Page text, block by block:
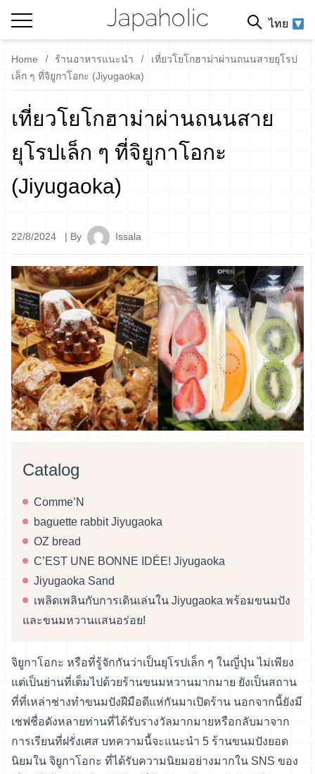
ไทย
Home ร้านอาหารแนะนำ
เที่ยวโยโกฮาม่าผ่านถนนสายยุโรป
เล็ก ๆ ที่จิยูกาโอกะ (Jiyugaoka)
เที่ยวโยโกฮาม่าผ่านถนนสาย
ยุโรปเล็ก ๆ ที่จิยูกาโอกะ
(Jiyugaoka)
22/8/2024 | By Issala
Catalog
Comme’N
baguette rabbit Jiyugaoka
OZ bread
C’EST UNE BONNE IDÉE! Jiyugaoka
Jiyugaoka Sand
เพลิดเพลินกับการเดินเล่นใน Jiyugaoka พร้อมขนมปัง
และขนมหวานแสนอร่อย!
จิยูกาโอกะ หรือที่รู้จักกันว่าเป็นยุโรปเล็ก ๆ ในญี่ปุ่น ไม่เพียง
แต่เป็นย่านที่เต็มไปด้วยร้านขนมหวานมากมาย ยังเป็นสถาน
ที่ที่เหล่าช่างทำขนมปังฝีมือดีแห่กันมาเปิดร้าน นอกจากนี้ยังมี
เชฟชื่อดังหลายท่านที่ได้รับรางวัลมากมายหรือกลับมาจาก
การเรียนที่ฝรั่งเศส บทความนี้จะแนะนำ 5 ร้านขนมปังยอด
นิยมใน จิยูกาโอกะ ที่ได้รับความนิยมอย่างมากใน SNS ของ